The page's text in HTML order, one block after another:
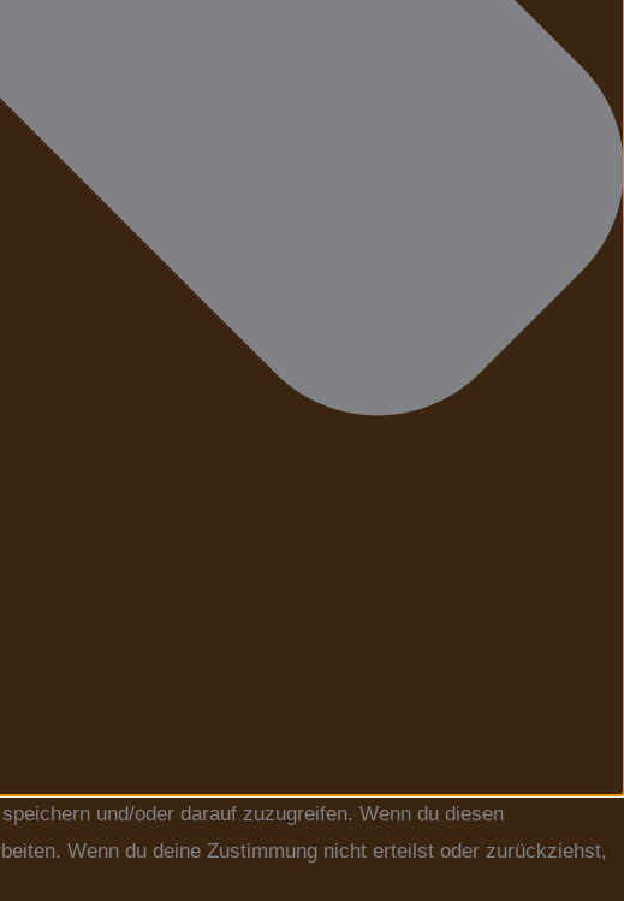
und/oder darauf zuzugreifen. Wenn du diesen
Wenn du deine Zustimmung nicht erteilst oder zurückziehst,